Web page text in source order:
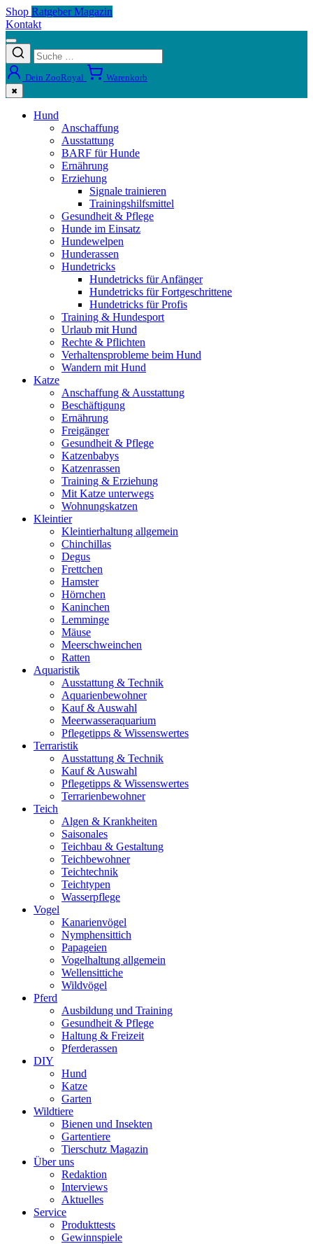
Shop Ratgeber Magazin
Kontakt
Dein ZooRoyal Warenkorb
✖
Hund
Anschaffung
Ausstattung
BARF für Hunde
Ernährung
Erziehung
Signale trainieren
Trainingshilfsmittel
Gesundheit & Pflege
Hunde im Einsatz
Hundewelpen
Hunderassen
Hundetricks
Hundetricks für Anfänger
Hundetricks für Fortgeschrittene
Hundetricks für Profis
Training & Hundesport
Urlaub mit Hund
Rechte & Pflichten
Verhaltensprobleme beim Hund
Wandern mit Hund
Katze
Anschaffung & Ausstattung
Beschäftigung
Ernährung
Freigänger
Gesundheit & Pflege
Katzenbabys
Katzenrassen
Training & Erziehung
Mit Katze unterwegs
Wohnungskatzen
Kleintier
Kleintierhaltung allgemein
Chinchillas
Degus
Frettchen
Hamster
Hörnchen
Kaninchen
Lemminge
Mäuse
Meerschweinchen
Ratten
Aquaristik
Ausstattung & Technik
Aquarienbewohner
Kauf & Auswahl
Meerwasseraquarium
Pflegetipps & Wissenswertes
Terraristik
Ausstattung & Technik
Kauf & Auswahl
Pflegetipps & Wissenswertes
Terrarienbewohner
Teich
Algen & Krankheiten
Saisonales
Teichbau & Gestaltung
Teichbewohner
Teichtechnik
Teichtypen
Wasserpflege
Vogel
Kanarienvögel
Nymphensittich
Papageien
Vogelhaltung allgemein
Wellensittiche
Wildvögel
Pferd
Ausbildung und Training
Gesundheit & Pflege
Haltung & Freizeit
Pferderassen
DIY
Hund
Katze
Garten
Wildtiere
Bienen und Insekten
Gartentiere
Tierschutz Magazin
Über uns
Redaktion
Interviews
Aktuelles
Service
Produkttests
Gewinnspiele